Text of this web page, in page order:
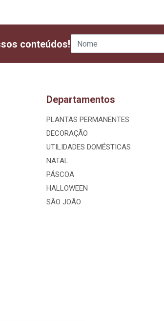
conteúdos!
Departamentos
PLANTAS PERMANENTES
DECORAÇÃO
UTILIDADES DOMÉSTICAS
NATAL
PÁSCOA
HALLOWEEN
SÃO JOÃO